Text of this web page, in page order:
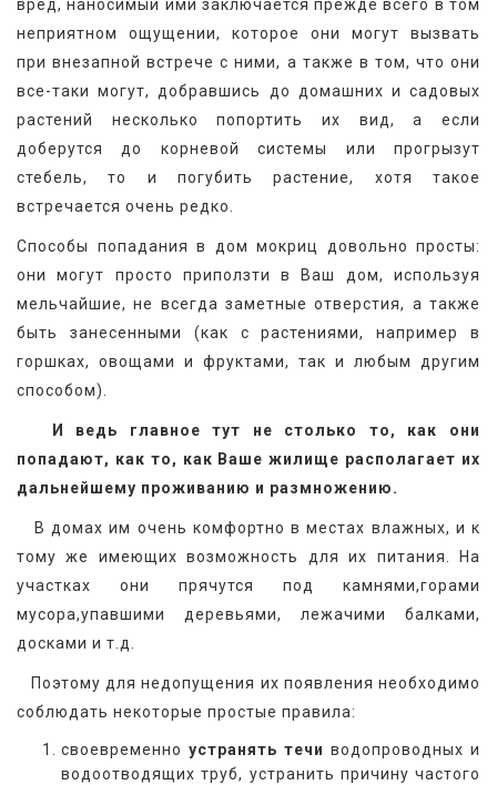
вред, наносимый ими заключается прежде всего в том
неприятном ощущении, которое они могут вызвать
при внезапной встрече с ними, а также в том, что они
все-таки могут, добравшись до домашних и садовых
растений несколько попортить их вид, а если
доберутся до корневой системы или прогрызут
стебель, то и погубить растение, хотя такое
встречается очень редко.
Способы попадания в дом мокриц довольно просты:
они могут просто приползти в Ваш дом, используя
мельчайшие, не всегда заметные отверстия, а также
быть занесенными (как с растениями, например в
горшках, овощами и фруктами, так и любым другим
способом).
И ведь главное тут не столько то, как они
попадают, как то, как Ваше жилище располагает их
дальнейшему проживанию и размножению.
В домах им очень комфортно в местах влажных, и к
тому же имеющих возможность для их питания. На
участках они прячутся под камнями,горами
мусора,упавшими деревьями, лежачими балками,
досками и т.д.
Поэтому для недопущения их появления необходимо
соблюдать некоторые простые правила:
своевременно устранять течи водопроводных и
водоотводящих труб, устранить причину частого